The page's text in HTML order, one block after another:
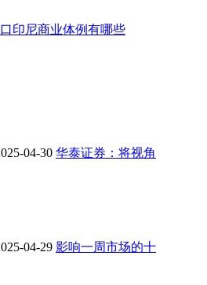
印尼商业体例有哪些
04-30 华泰证券：将视角
04-29 影响一周市场的十